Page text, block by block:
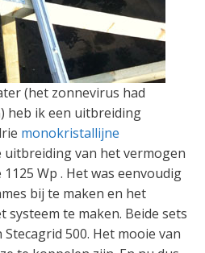
(het zonnevirus had
heb ik een uitbreiding
monokristallijne
uitbreiding van het vermogen
Wp . Het was eenvoudig
bij te maken en het
systeem te maken. Beide sets
500. Het mooie van